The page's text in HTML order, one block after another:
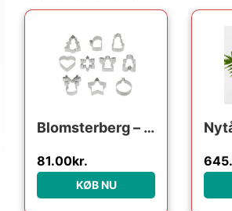
Blomsterberg – s ass. forme Kageudstikker 10 stk. Stål
Den oprindelige pris var:
81.00kr.
Den aktuelle pris er:
KØB NU